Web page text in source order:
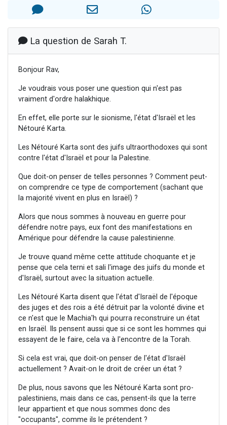
Il reste 49 places pour étudier en groupe sur Zoom
12 nouvelles musiques dans Torah-Box Music
La question de Sarah T.
Bonjour Rav,
Je voudrais vous poser une question qui n'est pas
vraiment d'ordre halakhique.
En effet, elle porte sur le sionisme, l'état d'Israël et les
Nétouré Karta.
Les Nétouré Karta sont des juifs ultraorthodoxes qui sont
contre l'état d'Israël et pour la Palestine.
Que doit-on penser de telles personnes ? Comment peut-
on comprendre ce type de comportement (sachant que
la majorité vivent en plus en Israël) ?
Alors que nous sommes à nouveau en guerre pour
défendre notre pays, eux font des manifestations en
Amérique pour défendre la cause palestinienne.
Je trouve quand même cette attitude choquante et je
pense que cela terni et sali l'image des juifs du monde et
d'Israël, surtout avec la situation actuelle.
Les Nétouré Karta disent que l'état d'Israël de l'époque
des juges et des rois a été détruit par la volonté divine et
ce n'est que le Machia'h qui pourra reconstruire un état
en Israël. Ils pensent aussi que si ce sont les hommes qui
essayent de le faire, cela va à l'encontre de la Torah.
Si cela est vrai, que doit-on penser de l'état d'Israël
actuellement ? Avait-on le droit de créer un état ?
De plus, nous savons que les Nétouré Karta sont pro-
palestiniens, mais dans ce cas, pensent-ils que la terre
leur appartient et que nous sommes donc des
"occupants", comme ils le prétendent ?